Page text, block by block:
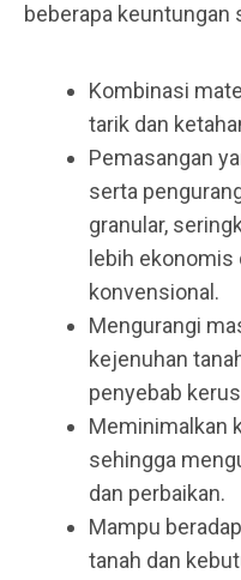
beberapa keuntungan
Kombinasi
tarik dan
Pemasangan
serta
granular,
lebih
konvensional.
Mengurangi
kejenuhan
penyebab
Meminimalkan
sehingga
dan perbaikan.
Mampu
tanah dan